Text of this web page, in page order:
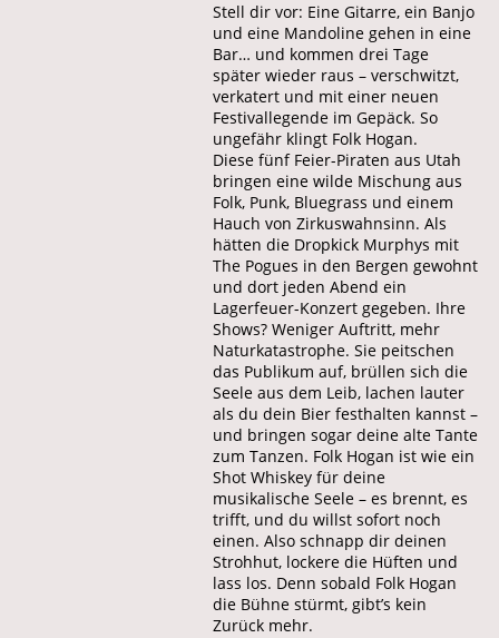
Stell dir vor: Eine Gitarre, ein Banjo
und eine Mandoline gehen in eine
Bar… und kommen drei Tage
später wieder raus – verschwitzt,
verkatert und mit einer neuen
Festivallegende im Gepäck. So
ungefähr klingt Folk Hogan.
Diese fünf Feier-Piraten aus Utah
bringen eine wilde Mischung aus
Folk, Punk, Bluegrass und einem
Hauch von Zirkuswahnsinn. Als
hätten die Dropkick Murphys mit
The Pogues in den Bergen gewohnt
und dort jeden Abend ein
Lagerfeuer-Konzert gegeben. Ihre
Shows? Weniger Auftritt, mehr
Naturkatastrophe. Sie peitschen
das Publikum auf, brüllen sich die
Seele aus dem Leib, lachen lauter
als du dein Bier festhalten kannst –
und bringen sogar deine alte Tante
zum Tanzen. Folk Hogan ist wie ein
Shot Whiskey für deine
musikalische Seele – es brennt, es
trifft, und du willst sofort noch
einen. Also schnapp dir deinen
Strohhut, lockere die Hüften und
lass los. Denn sobald Folk Hogan
die Bühne stürmt, gibt’s kein
Zurück mehr.